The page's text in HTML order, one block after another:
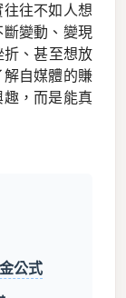
往不如人想
變動、變現
、甚至想放
自媒體的賺
，而是能真
公式